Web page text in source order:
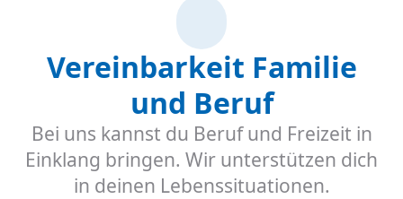
Vereinbarkeit Familie
und Beruf
Bei uns kannst du Beruf und Freizeit in
Einklang bringen. Wir unterstützen dich
in deinen Lebenssituationen.